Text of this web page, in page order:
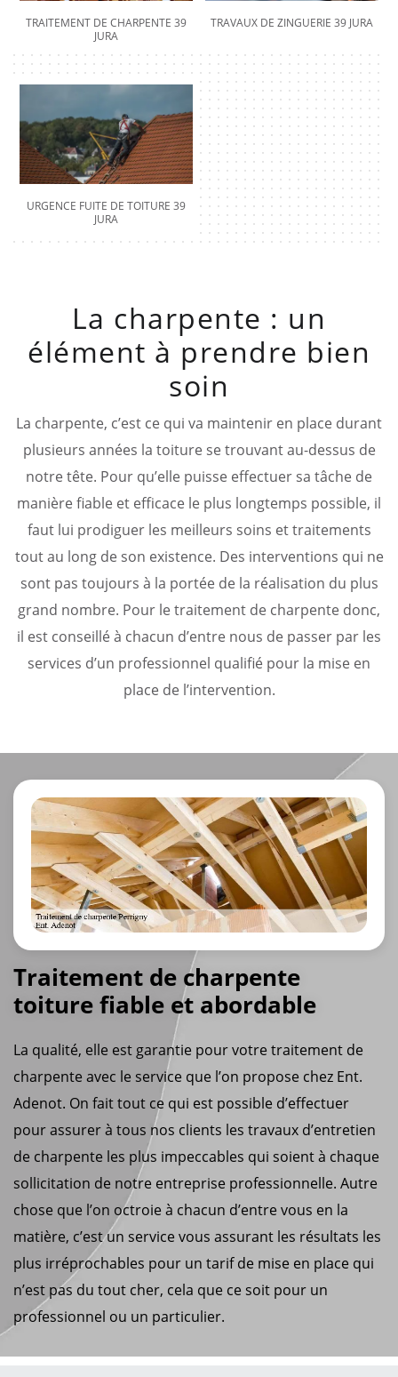
TRAITEMENT DE CHARPENTE 39
JURA
TRAVAUX DE ZINGUERIE 39 JURA
URGENCE FUITE DE TOITURE 39
JURA
La charpente : un
élément à prendre bien
soin
La charpente, c’est ce qui va maintenir en place durant
plusieurs années la toiture se trouvant au-dessus de
notre tête. Pour qu’elle puisse effectuer sa tâche de
manière fiable et efficace le plus longtemps possible, il
faut lui prodiguer les meilleurs soins et traitements
tout au long de son existence. Des interventions qui ne
sont pas toujours à la portée de la réalisation du plus
grand nombre. Pour le traitement de charpente donc,
il est conseillé à chacun d’entre nous de passer par les
services d’un professionnel qualifié pour la mise en
place de l’intervention.
Traitement de charpente
toiture fiable et abordable
La qualité, elle est garantie pour votre traitement de
charpente avec le service que l’on propose chez Ent.
Adenot. On fait tout ce qui est possible d’effectuer
pour assurer à tous nos clients les travaux d’entretien
de charpente les plus impeccables qui soient à chaque
sollicitation de notre entreprise professionnelle. Autre
chose que l’on octroie à chacun d’entre vous en la
matière, c’est un service vous assurant les résultats les
plus irréprochables pour un tarif de mise en place qui
n’est pas du tout cher, cela que ce soit pour un
professionnel ou un particulier.